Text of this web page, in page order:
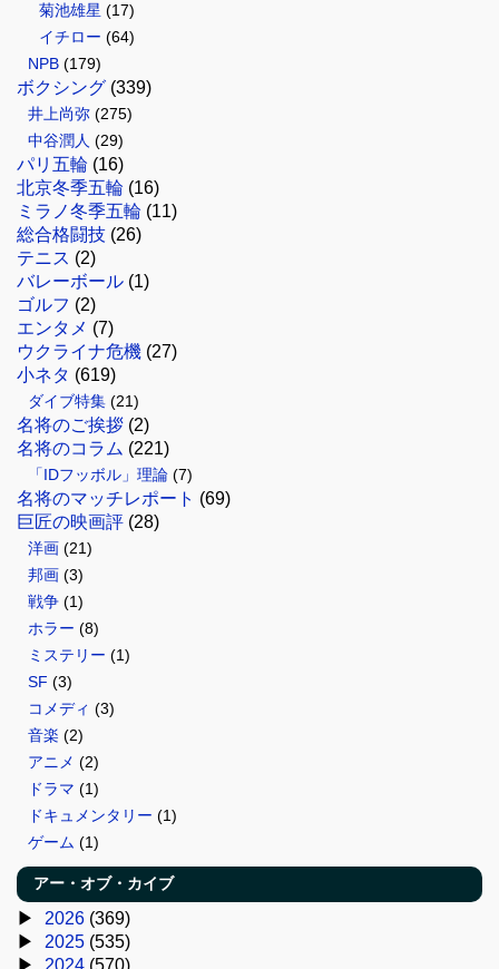
菊池雄星 (17)
イチロー (64)
NPB (179)
ボクシング (339)
井上尚弥 (275)
中谷潤人 (29)
パリ五輪 (16)
北京冬季五輪 (16)
ミラノ冬季五輪 (11)
総合格闘技 (26)
テニス (2)
バレーボール (1)
ゴルフ (2)
エンタメ (7)
ウクライナ危機 (27)
小ネタ (619)
ダイブ特集 (21)
名将のご挨拶 (2)
名将のコラム (221)
「IDフッボル」理論 (7)
名将のマッチレポート (69)
巨匠の映画評 (28)
洋画 (21)
邦画 (3)
戦争 (1)
ホラー (8)
ミステリー (1)
SF (3)
コメディ (3)
音楽 (2)
アニメ (2)
ドラマ (1)
ドキュメンタリー (1)
ゲーム (1)
アー・オブ・カイブ
2026 (369)
2025 (535)
2024 (570)